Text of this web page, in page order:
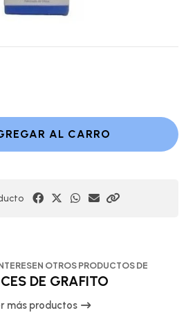
AL CARRO
OTROS PRODUCTOS DE
DE GRAFITO
más productos